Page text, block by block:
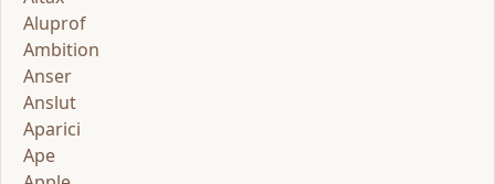
Aluprof
Ambition
Anser
Anslut
Aparici
Ape